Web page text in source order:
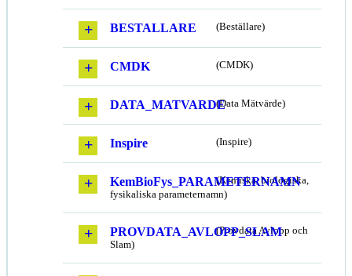
BESTALLARE (Beställare)
CMDK (CMDK)
DATA_MATVARDE(Data Mätvärde)
Inspire (Inspire)
KemBioFys_PARAMETERNAMN
(Kemiska, biologiska,
fysikaliska parameternamn)
PROVDATA_AVLOPP_SLAM
(Provdata Avlopp och
Slam)